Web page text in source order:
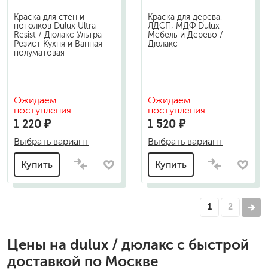
Краска для стен и
потолков Dulux Ultra
Resist / Дюлакс Ультра
Резист Кухня и Ванная
полуматовая
Ожидаем
поступления
1 220 ₽
Выбрать вариант
Купить
Краска для дерева,
ЛДСП, МДФ Dulux
Мебель и Дерево /
Дюлакс
Ожидаем
поступления
1 520 ₽
Выбрать вариант
Купить
1 2
Цены на dulux / дюлакс с быстрой
доставкой по Москве